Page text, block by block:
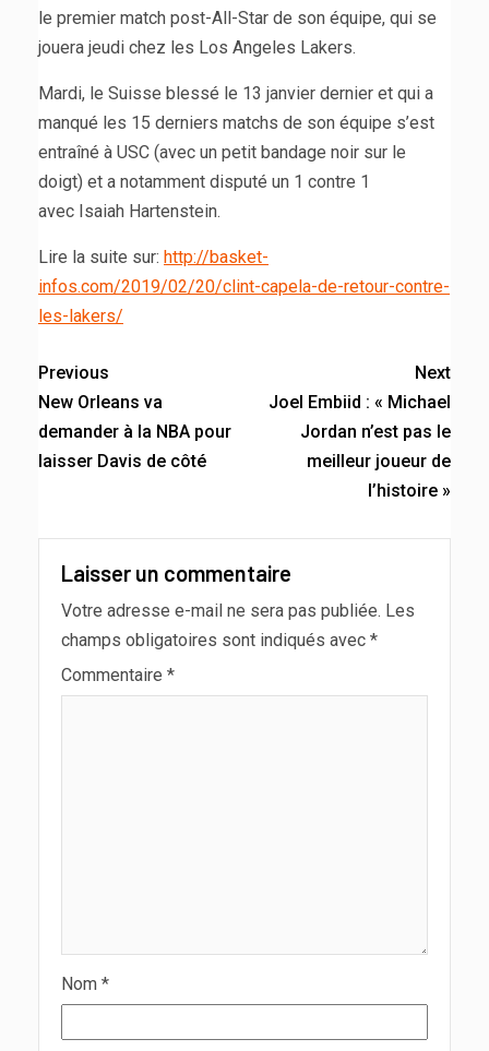
le premier match post-All-Star de son équipe, qui se
jouera jeudi chez les Los Angeles Lakers.
Mardi, le Suisse blessé le 13 janvier dernier et qui a
manqué les 15 derniers matchs de son équipe s’est
entraîné à USC (avec un petit bandage noir sur le
doigt) et a notamment disputé un 1 contre 1
avec Isaiah Hartenstein.
Lire la suite sur: http://basket-
infos.com/2019/02/20/clint-capela-de-retour-contre-
les-lakers/
Previous
New Orleans va
demander à la NBA pour
laisser Davis de côté
Next
Joel Embiid : « Michael
Jordan n’est pas le
meilleur joueur de
l’histoire »
Laisser un commentaire
Votre adresse e-mail ne sera pas publiée. Les
champs obligatoires sont indiqués avec *
Commentaire *
Nom *